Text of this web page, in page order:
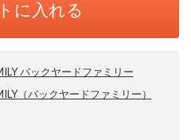
に入れる
バックヤードファミリー
（バックヤードファミリー）